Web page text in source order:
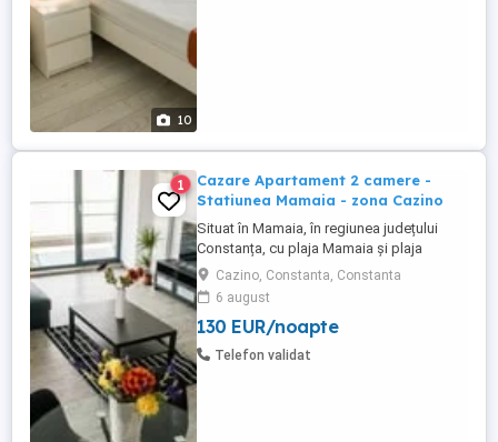
10
1
Cazare Apartament 2 camere -
Statiunea Mamaia - zona Cazino
Situat în Mamaia, în regiunea județului
Constanța, cu plaja Mamaia și plaja
Myrtos în apropiere, Diamond View
Apartments oferă cazare cu parcare
privată gratuită garantată pentru fiecare
apartament. Apartamente cu doua camera
de inchiriat in regim hotelier, Statiunea
Cazino, Constanta, Constanta
6 august
130 EUR/noapte
Telefon validat